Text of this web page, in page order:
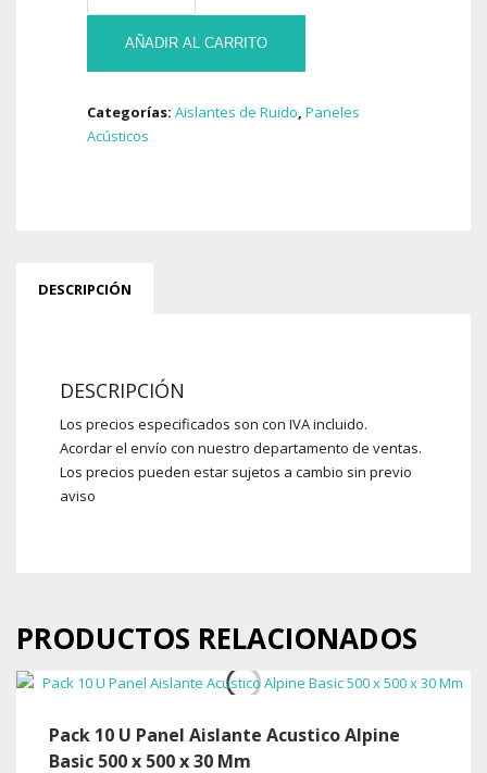
U
Panel
Premium
Ignifugo
AÑADIR AL CARRITO
Categorías: Aislantes de Ruido, Paneles
Acústicos
DESCRIPCIÓN
DESCRIPCIÓN
Los precios especificados son con IVA incluido.
Acordar el envío con nuestro departamento de ventas.
Los precios pueden estar sujetos a cambio sin previo
aviso
PRODUCTOS RELACIONADOS
Pack 10 U Panel Aislante Acustico Alpine
Basic 500 x 500 x 30 Mm